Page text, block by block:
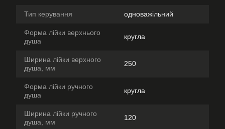
Тип керування одноважільний
Форма лійки верхнього
душа
кругла
Ширина лійки верхного
душа, мм
250
Форма лійки ручного
душа
кругла
Ширина лійки ручного
душа, мм
120